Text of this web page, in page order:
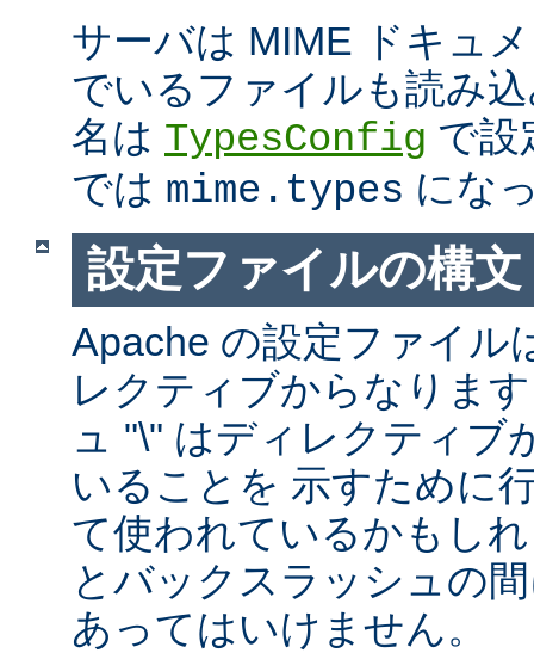
サーバは MIME ドキュ
でいるファイルも読み
名は TypesConfig で設
では mime.types にな
設定ファイルの構文
Apache の設定ファイル
レクティブからなりま
ュ "\" はディレクティブ
いることを 示すために
て使われているかもし
とバックスラッシュの
あってはいけません。